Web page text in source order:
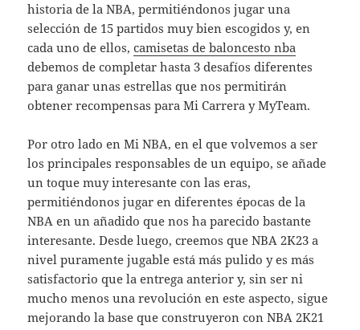
historia de la NBA, permitiéndonos jugar una
selección de 15 partidos muy bien escogidos y, en
cada uno de ellos,camisetas de baloncesto nba
debemos de completar hasta 3 desafíos diferentes
para ganar unas estrellas que nos permitirán
obtener recompensas para Mi Carrera y MyTeam.
Por otro lado en Mi NBA, en el que volvemos a ser
los principales responsables de un equipo, se añade
un toque muy interesante con las eras,
permitiéndonos jugar en diferentes épocas de la
NBA en un añadido que nos ha parecido bastante
interesante. Desde luego, creemos que NBA 2K23 a
nivel puramente jugable está más pulido y es más
satisfactorio que la entrega anterior y, sin ser ni
mucho menos una revolución en este aspecto, sigue
mejorando la base que construyeron con NBA 2K21